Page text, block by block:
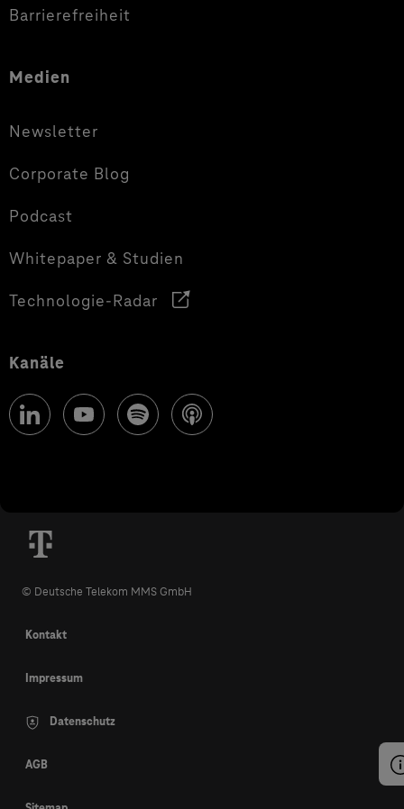
Barrierefreiheit
Medien
Newsletter
Corporate Blog
Podcast
Whitepaper & Studien
Technologie-Radar
Kanäle
© Deutsche Telekom MMS GmbH
Kontakt
Impressum
Datenschutz
AGB